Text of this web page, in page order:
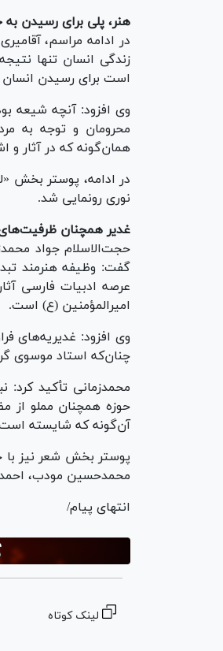
هنر، پلی برای رسیدن
در ادامه مراسم،
زندگی انسان تنها
است برای رسیدن
وی افزود: آنچه شیعه
محرومان و توجه به
همان‌گونه که در آثار و
در ادامه، پوستر بخش
نوری رونمایی شد.
غدیر همچنان ظرفیت‌های
حجت‌الاسلام جواد
گفت: وظیفه هنرمند
عرصه ادبیات فارسی
امیرالمؤمنین (ع) است.
وی افزود: غدیریه‌های
چنان‌که استاد موسوی
محمدزمانی تأکید
حوزه همچنان مملو از
آن‌گونه که شایسته
پوستر بخش شعر نیز
محمدحسین مودب، احمد
انتهای پیام/
لینک کوتاه